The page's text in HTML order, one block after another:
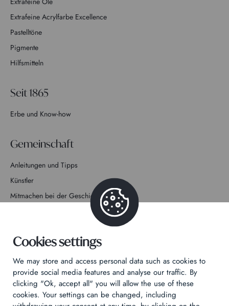
Extrafeine Acrylfarbe Excellence
Pastelltöne
Pigmente
Hilfsmitteln
Seit 1865
Erbe und Know-how
Gemeinschaft
Anleitungen und Tipps
Künstler
Mitmachen bei der Geschichte
Datenschutzrichtlinie
Rechtliche Hinweise
Cookies settings
We may store and access personal data such as cookies to
provide social media features and analyse our traffic. By
clicking "Ok, accept all" you will allow the use of these
cookies. Your settings can be changed, including